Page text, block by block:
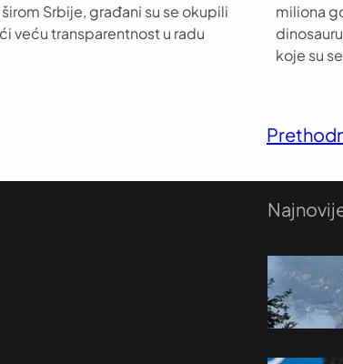
Srbije, građani su se okupili
veću transparentnost u radu
miliona
koje su